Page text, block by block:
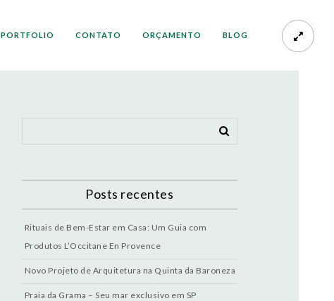
PORTFOLIO CONTATO ORÇAMENTO BLOG
Posts recentes
Rituais de Bem-Estar em Casa: Um Guia com
Produtos L’Occitane En Provence
Novo Projeto de Arquitetura na Quinta da Baroneza
Praia da Grama – Seu mar exclusivo em SP